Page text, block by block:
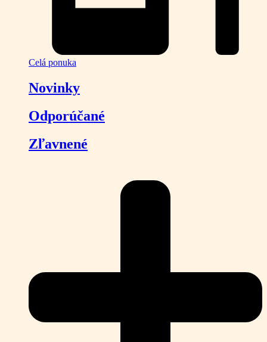
Celá ponuka
Novinky
Odporúčané
Zľavnené